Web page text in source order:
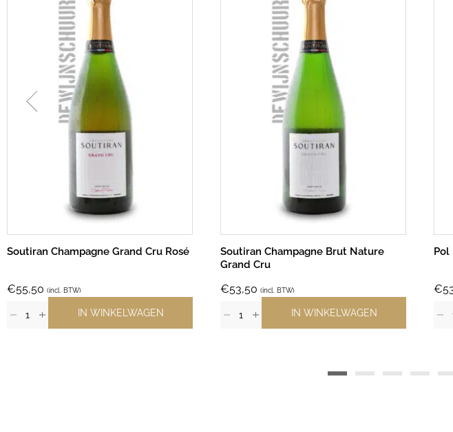
Soutiran Champagne Grand Cru Rosé
€55,50 (incl. BTW)
IN WINKELWAGEN
Soutiran Champagne Brut Nature
Grand Cru
€53,50 (incl. BTW)
IN WINKELWAGEN
Pol
€